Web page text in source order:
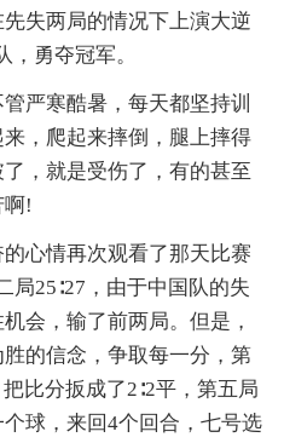
失两局的情况下上演大逆
，勇夺冠军。
严寒酷暑，每天都坚持训
，爬起来摔倒，腿上摔得
，就是受伤了，有的甚至
啊!
心情再次观看了那天比赛
局25∶27，由于中国队的失
会，输了前两局。但是，
的信念，争取每一分，第
比分扳成了2∶2平，第五局
球，来回4个回合，七号选